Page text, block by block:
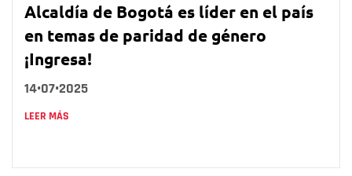
Alcaldía de Bogotá es líder en el país
en temas de paridad de género
¡Ingresa!
14•07•2025
LEER MÁS